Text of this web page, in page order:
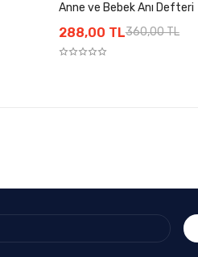
Anne ve Bebek Anı Defteri
288,00 TL360,00 TL